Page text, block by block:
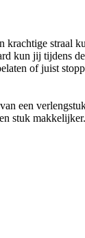
krachtige straal
kun jij tijdens
of juist
een
stuk